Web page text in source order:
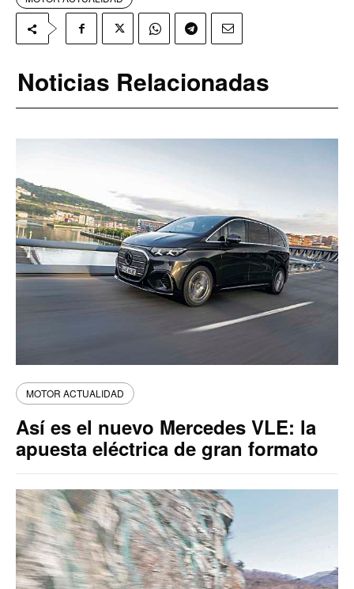
Noticias Relacionadas
MOTOR ACTUALIDAD
Así es el nuevo Mercedes VLE: la
apuesta eléctrica de gran formato